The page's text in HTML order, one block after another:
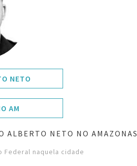
NETO
AM
ALBERTO NETO NO AMAZONAS
Federal naquela cidade